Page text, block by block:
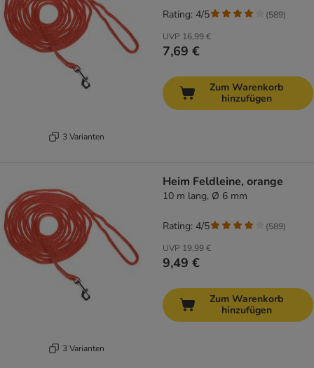
3 Varianten
UVP 16,99 €
7,69 €
Rating: 4/5 (589)
Zum Warenkorb
hinzufügen
3 Varianten
Heim Feldleine, orange
10 m lang, Ø 6 mm
UVP 19,99 €
9,49 €
Rating: 4/5 (589)
Zum Warenkorb
hinzufügen